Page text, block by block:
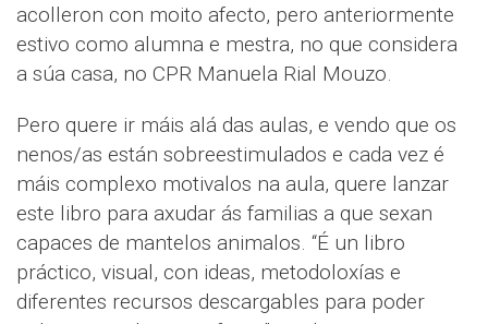
acolleron con moito afecto, pero anteriormente
estivo como alumna e mestra, no que considera
a súa casa, no CPR Manuela Rial Mouzo.
Pero quere ir máis alá das aulas, e vendo que os
nenos/as están sobreestimulados e cada vez é
máis complexo motivalos na aula, quere lanzar
este libro para axudar ás familias a que sexan
capaces de mantelos animalos. “É un libro
práctico, visual, con ideas, metodoloxías e
diferentes recursos descargables para poder